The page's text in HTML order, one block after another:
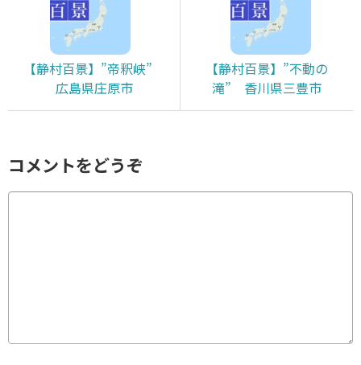
【静村百景】”帝釈峡”
広島県庄原市
【静村百景】”不動の
滝” 香川県三豊市
コメントをどうぞ